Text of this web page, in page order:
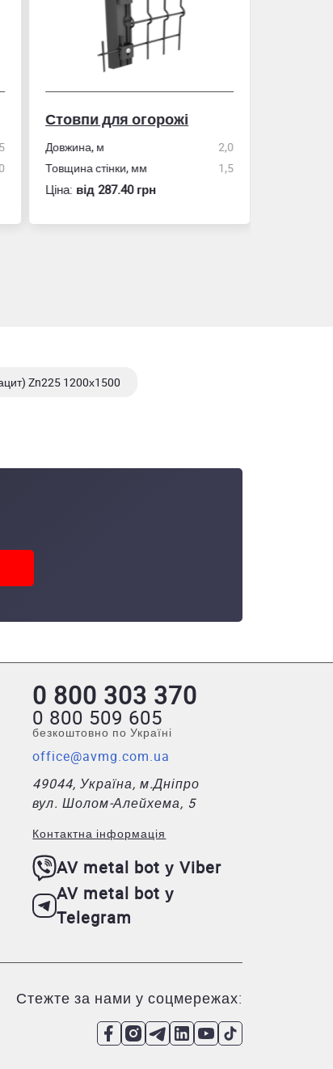
Стовпи для огорожі
Довжина, м
2,0
Товщина стінки, мм
1,5
Ціна:вiд 287.40 грн
Zn225 1200х1500
0 800 303 370
0 800 509 605
безкоштовно по Україні
office@avmg.com.ua
49044, Україна, м.Дніпро
вул. Шолом-Алейхема, 5
Контактна інформація
AV metal bot у Viber
AV metal bot у
Telegram
Стежте за нами у соцмережах: